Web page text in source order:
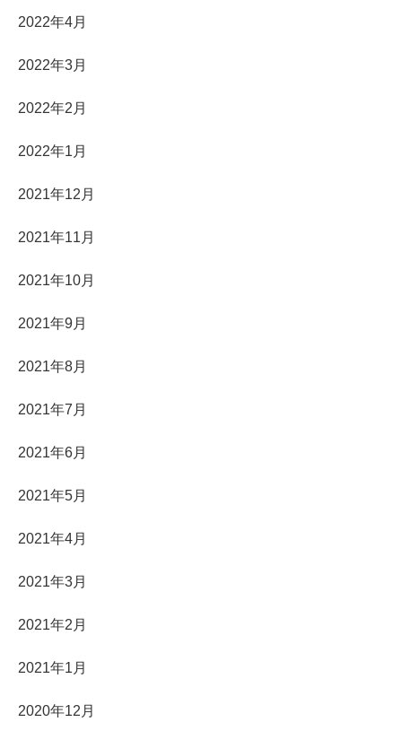
2022年4月
2022年3月
2022年2月
2022年1月
2021年12月
2021年11月
2021年10月
2021年9月
2021年8月
2021年7月
2021年6月
2021年5月
2021年4月
2021年3月
2021年2月
2021年1月
2020年12月